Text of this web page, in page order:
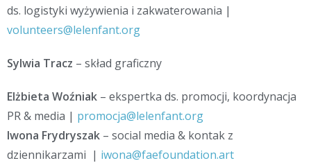
ds. logistyki wyżywienia i zakwaterowania |
volunteers@lelenfant.org
Sylwia Tracz – skład graficzny
Elżbieta Woźniak – ekspertka ds. promocji, koordynacja
PR & media | promocja@lelenfant.org
Iwona Frydryszak – social media & kontak z
dziennikarzami | iwona@faefoundation.art